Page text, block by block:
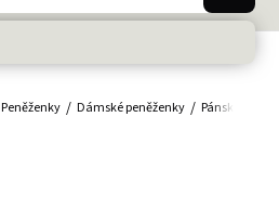
Peněženky Dámské peněženky Pánské